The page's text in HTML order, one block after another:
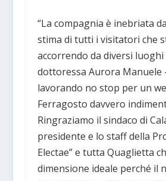
“La compagnia è inebriata
stima di tutti i visitatori che
accorrendo da diversi luoghi
dottoressa Aurora Manuele
lavorando no stop per un
Ferragosto davvero
Ringraziamo il sindaco di
presidente e lo staff della
Electae” e tutta Quaglietta
dimensione ideale perché il